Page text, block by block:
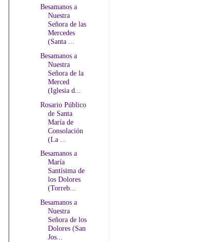
Besamanos a
Nuestra
Señora de las
Mercedes
(Santa ...
Besamanos a
Nuestra
Señora de la
Merced
(Iglesia d...
Rosario Público
de Santa
María de
Consolación
(La ...
Besamanos a
María
Santísima de
los Dolores
(Torreb...
Besamanos a
Nuestra
Señora de los
Dolores (San
Jos...